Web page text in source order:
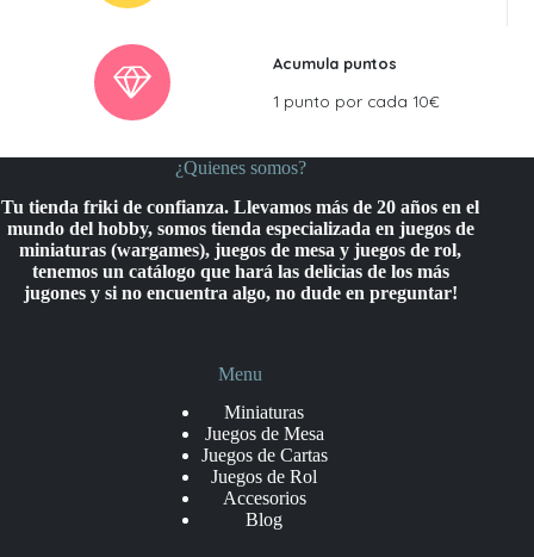
Acumula puntos
1 punto por cada 10€
¿Quienes somos?
Tu tienda friki de confianza. Llevamos más de 20 años en el
mundo del hobby, somos tienda especializada en juegos de
miniaturas (wargames), juegos de mesa y juegos de rol,
tenemos un catálogo que hará las delicias de los más
jugones y si no encuentra algo, no dude en preguntar!
Menu
Miniaturas
Juegos de Mesa
Juegos de Cartas
Juegos de Rol
Accesorios
Blog